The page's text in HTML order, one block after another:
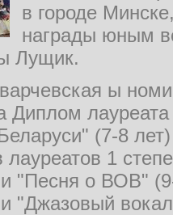
в городе
награды юным
Лущик.
ы
Диплом
(7-8
1
"Песня о ВОВ"
"Джазовый